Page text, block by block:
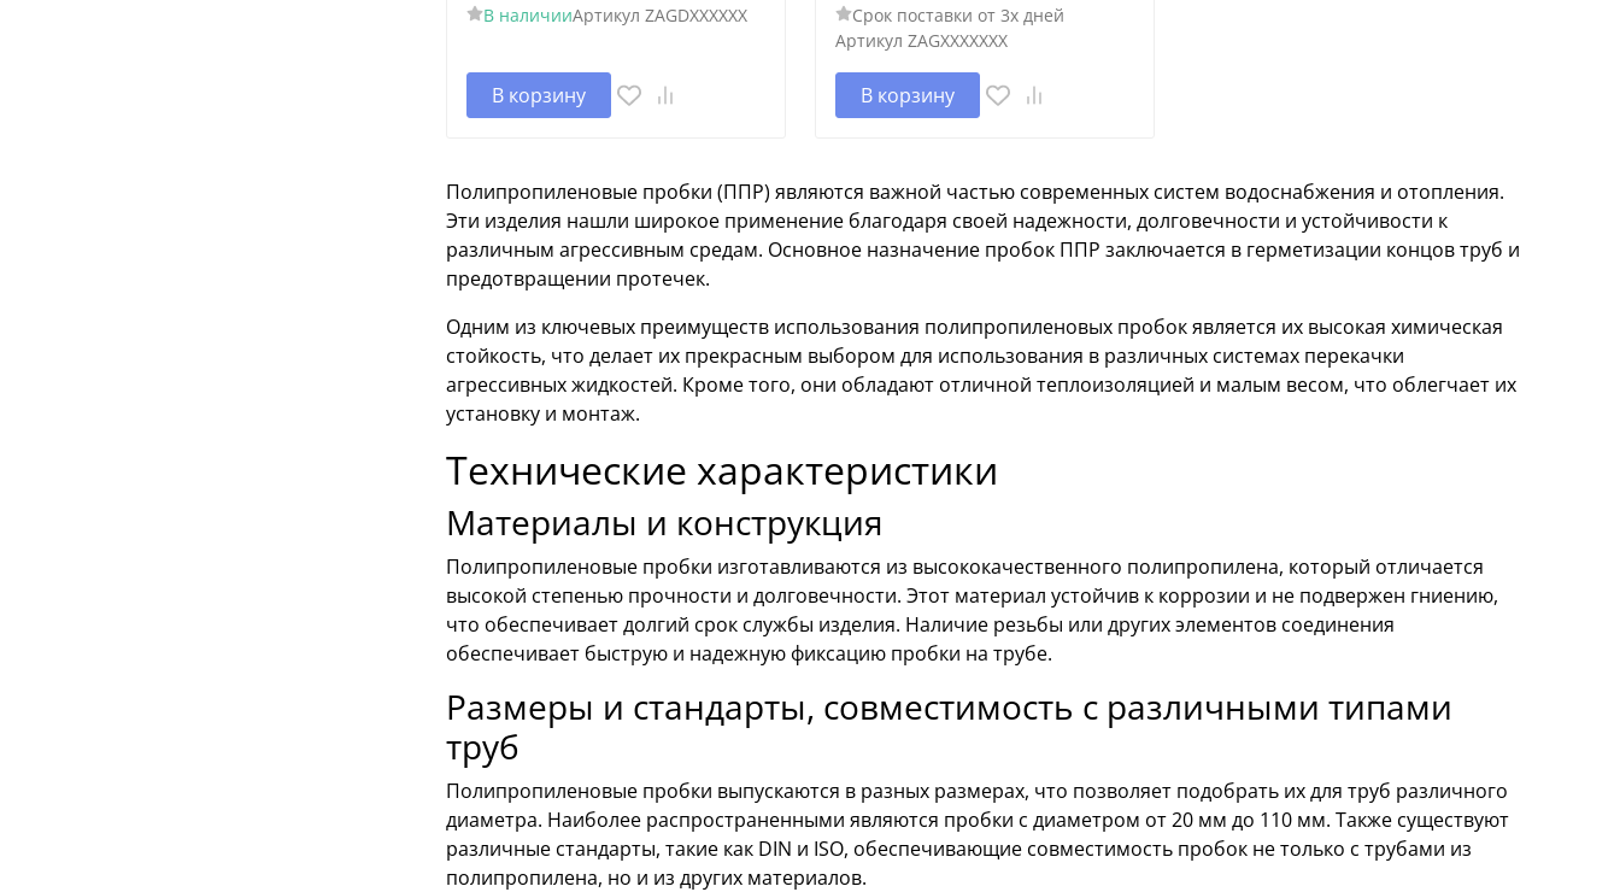
В наличииАртикул ZAGDXXXXXX
В корзину
Срок поставки от 3х дней
Артикул ZAGXXXXXXX
В корзину
Полипропиленовые пробки (ППР) являются важной частью современных систем водоснабжения и отопления.
Эти изделия нашли широкое применение благодаря своей надежности, долговечности и устойчивости к
различным агрессивным средам. Основное назначение пробок ППР заключается в герметизации концов труб и
предотвращении протечек.
Одним из ключевых преимуществ использования полипропиленовых пробок является их высокая химическая
стойкость, что делает их прекрасным выбором для использования в различных системах перекачки
агрессивных жидкостей. Кроме того, они обладают отличной теплоизоляцией и малым весом, что облегчает их
установку и монтаж.
Технические характеристики
Материалы и конструкция
Полипропиленовые пробки изготавливаются из высококачественного полипропилена, который отличается
высокой степенью прочности и долговечности. Этот материал устойчив к коррозии и не подвержен гниению,
что обеспечивает долгий срок службы изделия. Наличие резьбы или других элементов соединения
обеспечивает быструю и надежную фиксацию пробки на трубе.
Размеры и стандарты, совместимость с различными типами
труб
Полипропиленовые пробки выпускаются в разных размерах, что позволяет подобрать их для труб различного
диаметра. Наиболее распространенными являются пробки с диаметром от 20 мм до 110 мм. Также существуют
различные стандарты, такие как DIN и ISO, обеспечивающие совместимость пробок не только с трубами из
полипропилена, но и из других материалов.